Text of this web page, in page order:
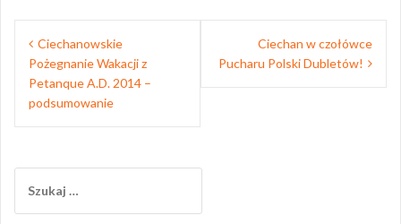
Nawigacja
wpisu
Ciechanowskie
Pożegnanie Wakacji z
Petanque A.D. 2014 –
podsumowanie
Ciechan w czołówce
Pucharu Polski Dubletów!